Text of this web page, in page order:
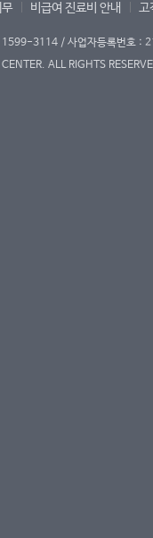
비급여 진료비 안내 고
1599-3114 / 사업자등록번호
ALL RIGHTS